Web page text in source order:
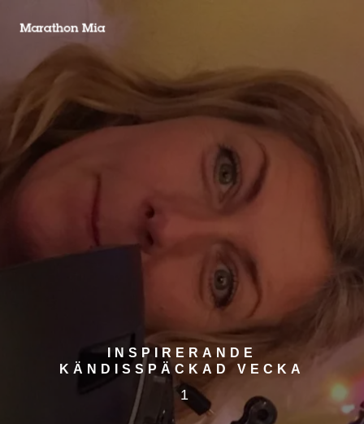
INSPIRERANDE
KÄNDISSPÄCKAD VECKA
1